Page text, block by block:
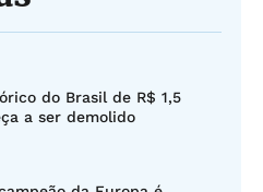
do Brasil de R$ 1,5
a ser demolido